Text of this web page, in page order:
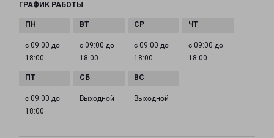
ГРАФИК РАБОТЫ
с 09:00 до
18:00
с 09:00 до
18:00
с 09:00 до
18:00
с 09:00 до
18:00
с 09:00 до
18:00
Выходной Выходной